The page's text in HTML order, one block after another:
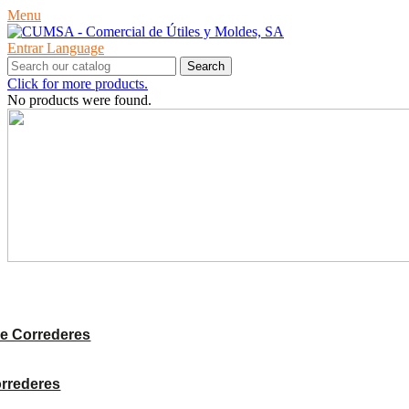
Menu
Entrar Language
Search
Click for more products.
No products were found.
Correderes